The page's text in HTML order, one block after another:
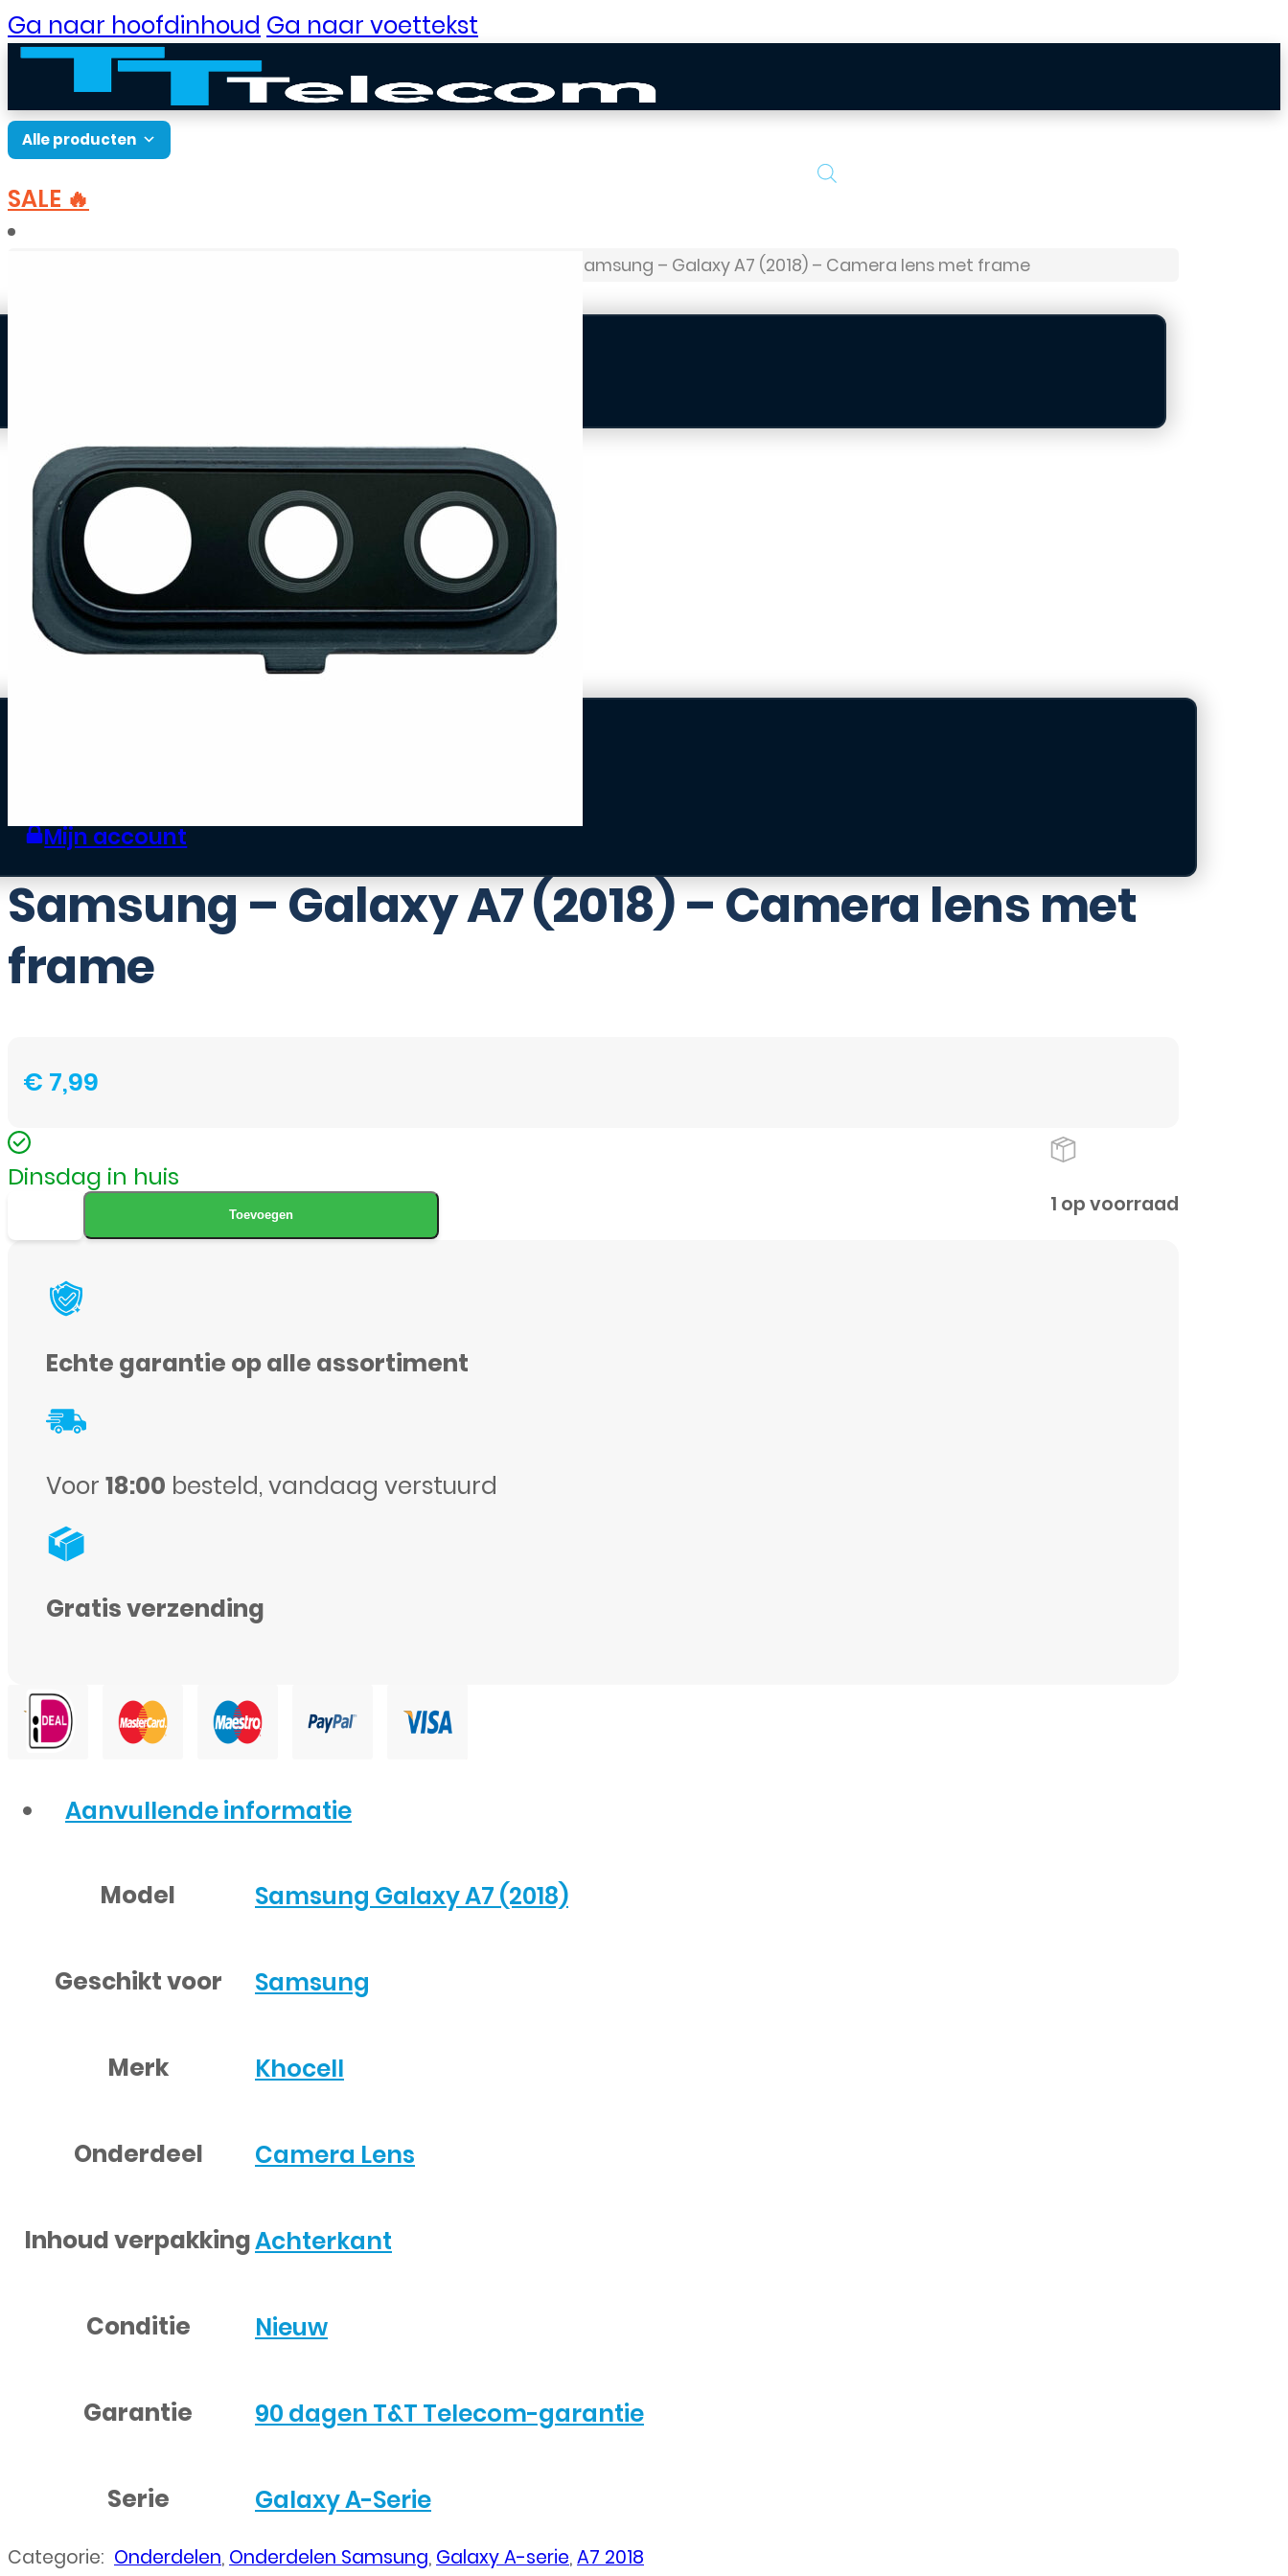
Ga naar hoofdinhoud Ga naar voettekst
Alle producten
SALE 🔥
0
Mijn account
Samsung – Galaxy A7 (2018) – Camera lens met frame
Samsung – Galaxy A7 (2018) – Camera lens met
frame
€ 7,99
Dinsdag in huis
Samsung
-
Camera
lens
frame
aantal
Toevoegen 1 op voorraad
Echte garantie op alle assortiment
Voor 18:00 besteld, vandaag verstuurd
Gratis verzending
Aanvullende informatie
Model Samsung Galaxy A7 (2018)
Geschikt voor Samsung
Merk Khocell
Onderdeel Camera Lens
Inhoud verpakkingAchterkant
Conditie Nieuw
Garantie 90 dagen T&T Telecom-garantie
Serie Galaxy A-Serie
Categorie: Onderdelen, Onderdelen Samsung, Galaxy A-serie,A7 2018